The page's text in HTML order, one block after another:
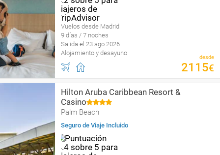
Vuelos desde Madrid
9 días / 7 noches
Salida el 23 ago 2026
Alojamiento y desayuno
desde
2115€
Hilton Aruba Caribbean Resort &
Casino
Palm Beach
Seguro de Viaje Incluido